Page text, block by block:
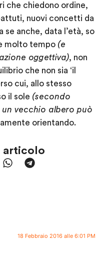
che chiedono ordine,
nuovi concetti da
se anche, data l’età, so
molto tempo (e
oggettiva), non
che non sia ‘il
cui, allo stesso
il sole (secondo
vecchio albero può
orientando.
articolo
18 Febbraio 2016 alle 6:01 PM